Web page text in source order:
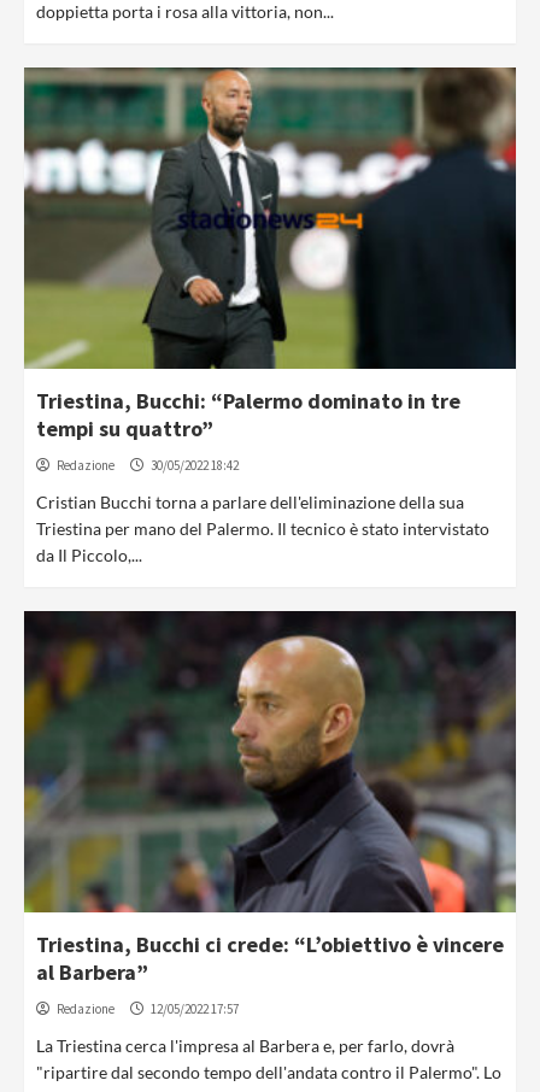
doppietta porta i rosa alla vittoria, non...
Triestina, Bucchi: “Palermo dominato in tre
tempi su quattro”
Redazione 30/05/2022 18:42
Cristian Bucchi torna a parlare dell'eliminazione della sua
Triestina per mano del Palermo. Il tecnico è stato intervistato
da Il Piccolo,...
Triestina, Bucchi ci crede: “L’obiettivo è vincere
al Barbera”
Redazione 12/05/2022 17:57
La Triestina cerca l'impresa al Barbera e, per farlo, dovrà
"ripartire dal secondo tempo dell'andata contro il Palermo". Lo